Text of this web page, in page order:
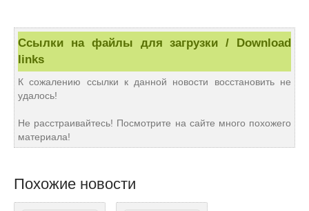
Ссылки на файлы для загрузки / Download
links
К сожалению ссылки к данной новости восстановить не
удалось!
Не расстраивайтесь! Посмотрите на сайте много похожего
материала!
Похожие новости